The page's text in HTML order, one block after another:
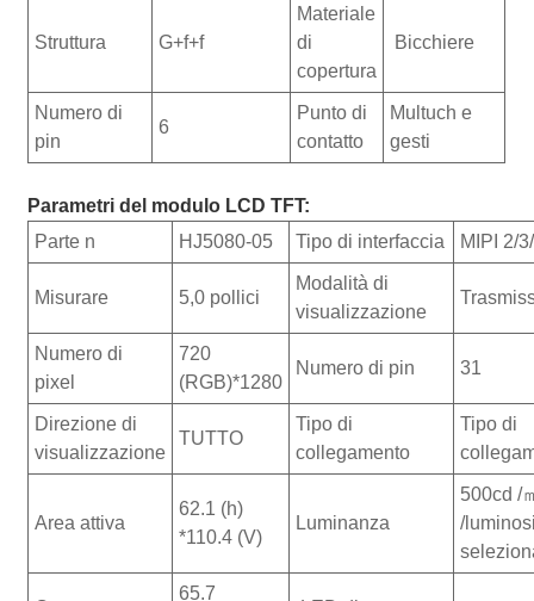
Struttura G+f+f
Materiale
di
copertura
Bicchiere
Numero di
pin
6
Punto di
contatto
Multuch e
gesti
Parametri del modulo LCD TFT:
Parte n
HJ5080-05 Tipo di interfaccia MIPI 2/
Misurare 5,0 pollici
Modalità di
visualizzazione
Numero di
pixel
720
(RGB)*1280
Numero di pin 31
Direzione di
visualizzazione
TUTTO
Tipo di
collegamento
Tipo di
Area attiva
62.1 (h)
*110.4 (V)
Luminanza
500cd /
/
65.7